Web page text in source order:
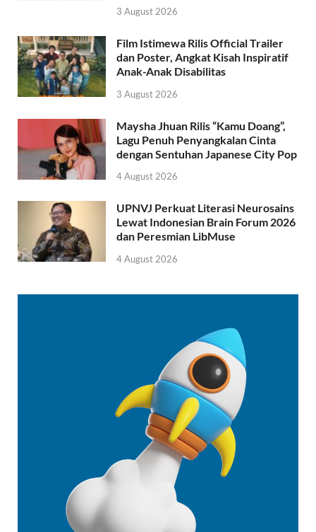
3 August 2026
Film Istimewa Rilis Official Trailer
dan Poster, Angkat Kisah Inspiratif
Anak-Anak Disabilitas
3 August 2026
Maysha Jhuan Rilis “Kamu Doang”,
Lagu Penuh Penyangkalan Cinta
dengan Sentuhan Japanese City Pop
4 August 2026
UPNVJ Perkuat Literasi Neurosains
Lewat Indonesian Brain Forum 2026
dan Peresmian LibMuse
4 August 2026